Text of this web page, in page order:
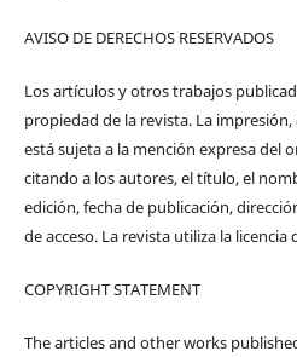
AVISO DE DERECHOS RESERVADOS
Los artículos y otros trabajos
propiedad de la revista. La
está sujeta a la mención expresa del
citando a los autores, el título, el
edición, fecha de publicación,
de acceso. La revista utiliza la licencia
COPYRIGHT STATEMENT
The articles and other works